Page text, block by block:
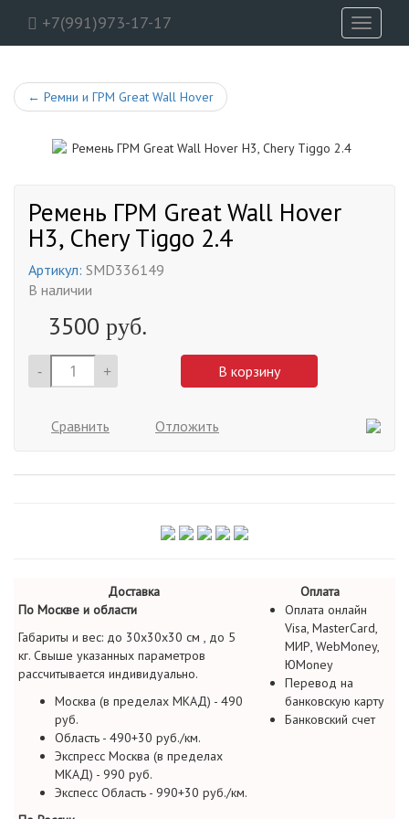
+7(991)973-17-17
Toggle
← Ремни и ГРМ Great Wall Hover
Ремень ГРМ Great Wall Hover
H3, Chery Tiggo 2.4
Артикул: SMD336149
В наличии
3500 руб.
- + В корзину
Сравнить Отложить
Доставка
Оплата
По Москве и области
Габариты и вес: до 30х30х30 см , до 5
кг. Свыше указанных параметров
рассчитывается индивидуально.
Москва (в пределах МКАД) - 490
руб.
Область - 490+30 руб./км.
Экспресс Москва (в пределах
МКАД) - 990 руб.
Экспесс Область - 990+30 руб./км.
Оплата онлайн
Visa, MasterCard,
МИР, WebMoney,
ЮMoney
Перевод на
банковскую карту
Банковский счет